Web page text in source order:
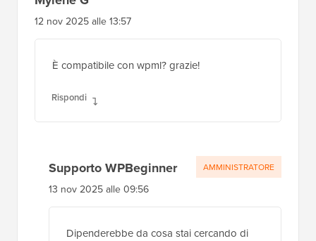
12 nov 2025 alle 13:57
È compatibile con wpml? grazie!
Rispondi
Supporto WPBeginner
13 nov 2025 alle 09:56
Dipenderebbe da cosa stai cercando di
AMMINISTRATORE